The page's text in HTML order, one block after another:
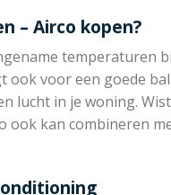
– Airco kopen?
temperaturen
ook voor een goede
lucht in je woning.
ook kan combineren